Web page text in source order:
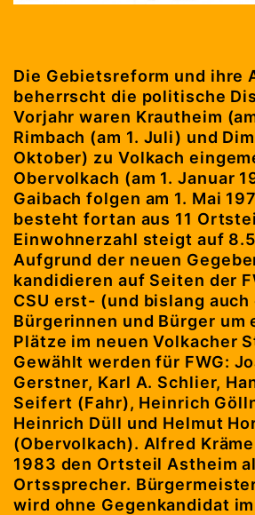
Die Gebietsreform und ihre
beherrscht die politische
Vorjahr waren Krautheim
Rimbach (am 1. Juli) und
Oktober) zu Volkach
Obervolkach (am 1. Januar
Gaibach folgen am 1. Mai
besteht fortan aus 11
Einwohnerzahl steigt auf
Aufgrund der neuen
kandidieren auf Seiten der
CSU erst- (und bislang
Bürgerinnen und Bürger um
Plätze im neuen Volkacher
Gewählt werden für FWG:
Gerstner, Karl A. Schlier,
Seifert (Fahr), Heinrich
Heinrich Düll und Helmut
(Obervolkach). Alfred
1983 den Ortsteil Astheim
Ortssprecher.
wird ohne Gegenkandidat